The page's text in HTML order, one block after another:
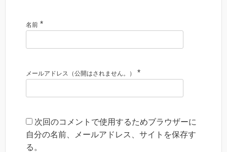
名前 *
メールアドレス（公開はされません。） *
次回のコメントで使用するためブラウザーに
自分の名前、メールアドレス、サイトを保存す
る。